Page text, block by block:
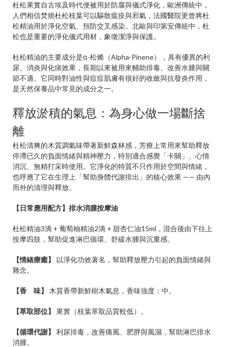
杜松果實自古埃及時代便被用於防腐與儀式淨化，歐洲傳統中，
人們相信焚燒杜松枝葉可以驅散瘟疫與邪氣，法國醫院更曾將杜
松精油用於淨化空氣、預防交叉感染。北歐與印第安傳統中，杜
松也是重要的淨化儀式用材，象徵潔淨與保護。
杜松精油的主要成分是α-松烯（Alpha-Pinene），具有優異的利
尿、消炎與化痰效果，長期以來被用來輔助排毒、改善水腫與關
節不適。它同時對油性與痘痘肌膚有很好的收斂與抗發炎作用，
是天然保養品中常見的成分之一。
釋放淤積的氣息：為身心做一場斷捨
離
杜松清爽的木質調氣味帶著新鮮森林感，芳療上常用來幫助釋放
停滯已久的負面情緒與精神壓力，特別適合感覺「卡關」、心情
消沉、無精打采時使用。它淨化的特質不只作用於空間與情緒，
也呼應了它在生理上「幫助身體代謝排出」的核心效果 —— 由內
而外的清理與釋放。
【日常應用配方】排水消腫按摩油
杜松精油3滴 + 葡萄柚精油2滴 + 甜杏仁油15ml，混合後由下往上
按摩四肢，幫助促進淋巴循環、舒緩水腫與沉重感。
【情緒療癒】
以淨化功效著名，幫助釋放壓力引起的負面情緒與
雜念。
【香 味】 木質香帶新鮮樹木氣息，香味強度：中。
【萃取部位】 果實（枝葉萃取品質較低）。
【循環代謝】
利尿排毒，改善痛風、肥胖與風濕，幫助淋巴排水
消腫。